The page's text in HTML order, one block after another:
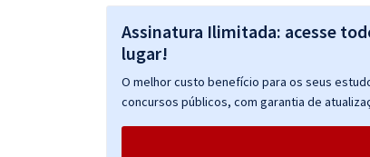
Conteúdo gratuito
Assinatura Ilimitada: acesse
lugar!
O melhor custo benefício para os seus
concursos públicos, com garantia de